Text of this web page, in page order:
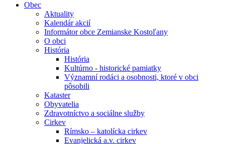
Obec
Aktuality
Kalendár akcií
Informátor obce Zemianske Kostoľany
O obci
História
História
Kultúrno - historické pamiatky
Významní rodáci a osobnosti, ktoré v obci
pôsobili
Kataster
Obyvatelia
Zdravotníctvo a sociálne služby
Cirkev
Rímsko – katolícka cirkev
Evanjelická a.v. cirkev